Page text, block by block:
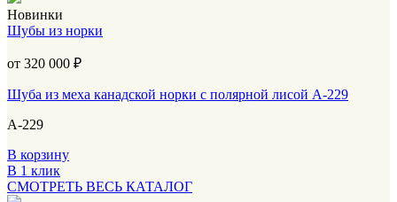
Новинки
Шубы из норки
от 320 000 ₽
Шуба из меха канадской норки с полярной лисой А-229
А-229
В корзину
В 1 клик
СМОТРЕТЬ ВЕСЬ КАТАЛОГ